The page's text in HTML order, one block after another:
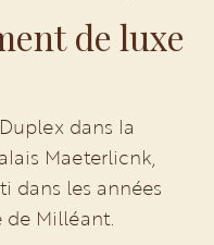
de luxe
dans la
Maeterlicnk,
dans les années
de Milléant.